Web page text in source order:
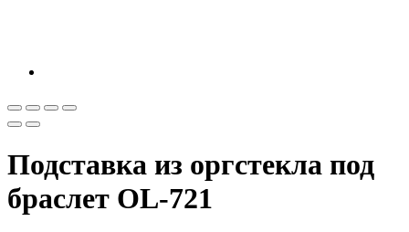
Подставка из оргстекла под
браслет OL-721